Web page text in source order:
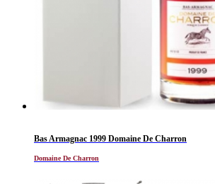
Bas Armagnac 1999 Domaine De Charron
Domaine De Charron